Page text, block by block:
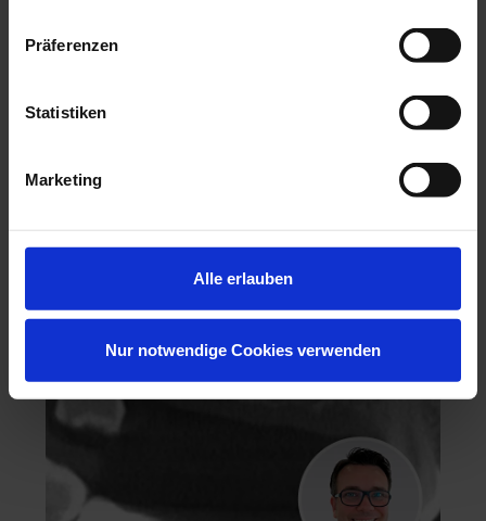
Präferenzen
Statistiken
Marketing
Alle erlauben
Nur notwendige Cookies verwenden
06.11.26 - 07.11.26
Dr. Hanni Lohmar